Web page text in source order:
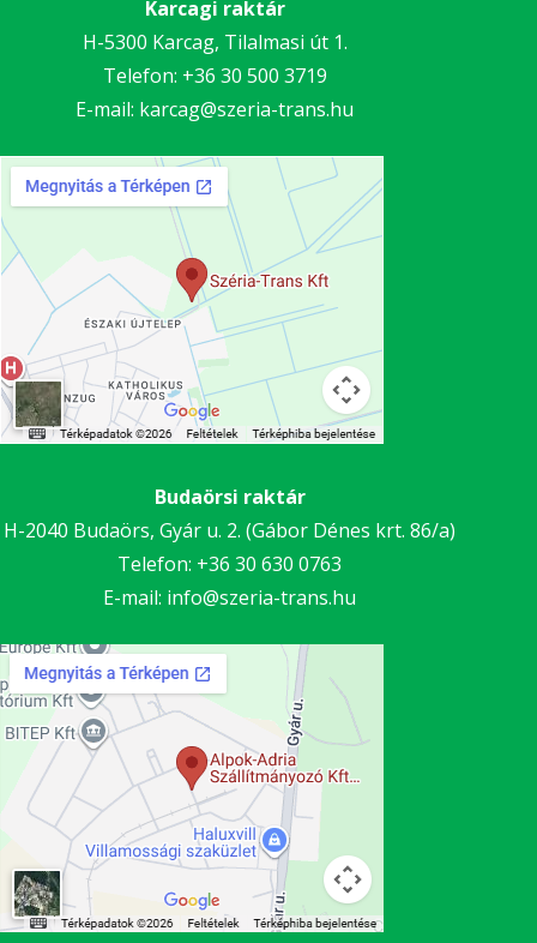
Karcagi raktár
H-5300 Karcag, Tilalmasi út 1.
Telefon: +36 30 500 3719
E-mail: karcag@szeria-trans.hu
Budaörsi raktár
H-2040 Budaörs, Gyár u. 2. (Gábor Dénes krt. 86/a)
Telefon: +36 30630 0763
E-mail: info@szeria-trans.hu